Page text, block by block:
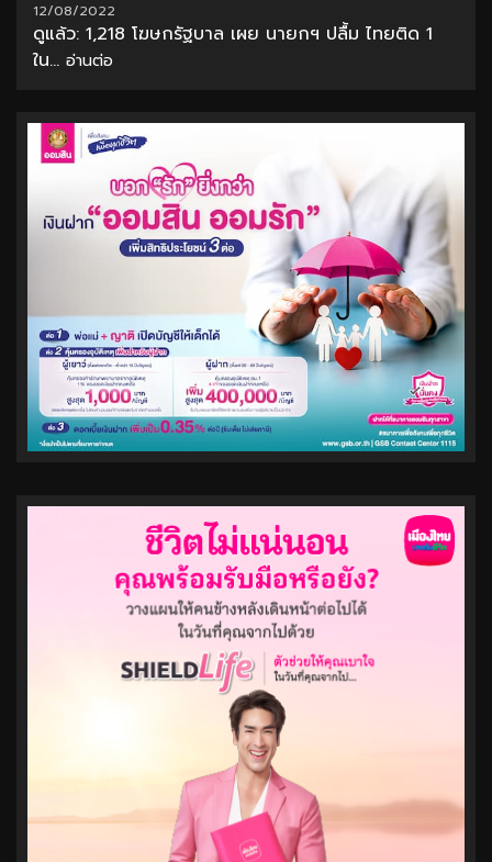
12/08/2022
ดูแล้ว: 1,218 โฆษกรัฐบาล เผย นายกฯ ปลื้ม ไทยติด 1
ใน... อ่านต่อ